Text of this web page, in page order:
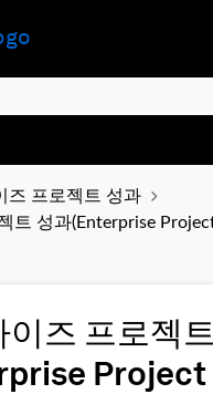
즈 프로젝트 성과
트 성과(Enterprise
이즈 프로젝
Project